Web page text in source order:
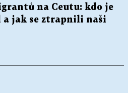
na Ceutu: kdo je
a jak se ztrapnili naši